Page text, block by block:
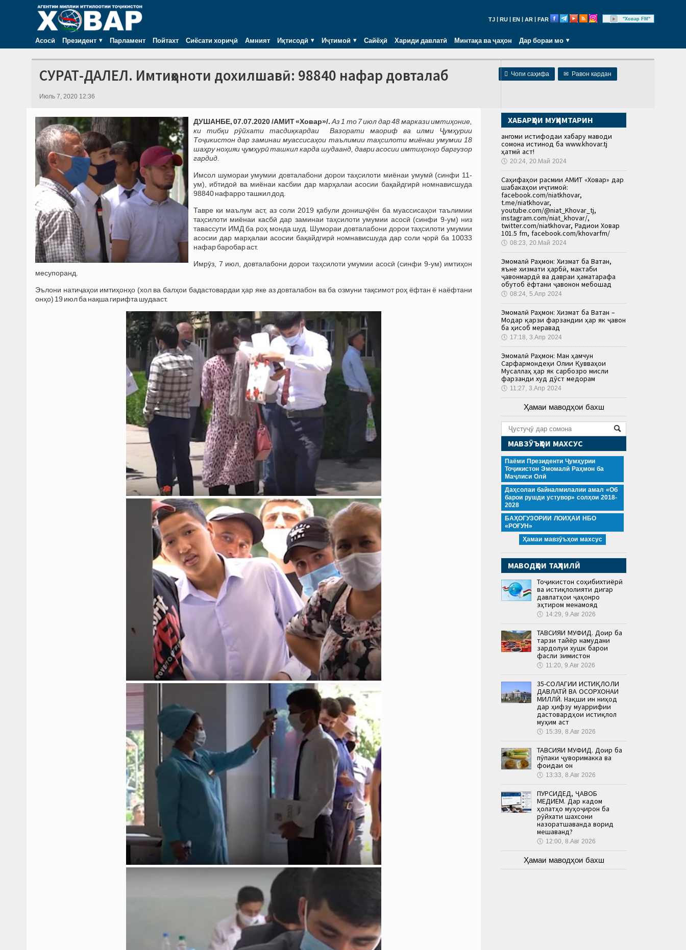
TJ RU EN AR FAR "Ховар FM"
Асосӣ Президент Парламент Пойтахт Сиёсати хориҷӣ Амният Иқтисодӣ Иҷтимоӣ Сайёҳӣ Хариди давлатӣ Минтақа ва ҷаҳон Дар бораи мо
 Чопи саҳифа ✉ Равон кардан
СУРАТ-ДАЛЕЛ. Имтиҳоноти дохилшавӣ: 98840 нафар довталаб
Июль 7, 2020 12:36
ДУШАНБЕ, 07.07.2020 /АМИТ «Ховар»/. Аз 1 то 7 июл дар 48 маркази имтиҳоние,
ки тибқи рӯйхати тасдиқкардаи Вазорати маориф ва илми Ҷумҳурии
Тоҷикистон дар заминаи муассисаҳои таълимии таҳсилоти миёнаи умумии 18
шаҳру ноҳияи ҷумҳурӣ ташкил карда шудаанд, даври асосии имтиҳонҳо баргузор
гардид.
Имсол шумораи умумии довталабони дорои таҳсилоти миёнаи умумӣ (синфи 11-
ум), ибтидоӣ ва миёнаи касбии дар марҳалаи асосии бақайдгирӣ номнависшуда
98840 нафарро ташкил дод.
Тавре ки маълум аст, аз соли 2019 қабули донишҷӯён ба муассисаҳои таълимии
таҳсилоти миёнаи касбӣ дар заминаи таҳсилоти умумии асосӣ (синфи 9-ум) низ
тавассути ИМД ба роҳ монда шуд. Шумораи довталабони дорои таҳсилоти умумии
асосии дар марҳалаи асосии бақайдгирӣ номнависшуда дар соли ҷорӣ ба 10033
нафар баробар аст.
Имрӯз, 7 июл, довталабони дорои таҳсилоти умумии асосӣ (синфи 9-ум) имтиҳон
месупоранд.
Эълони натиҷаҳои имтиҳонҳо (хол ва балҳои бадастовардаи ҳар яке аз довталабон ва ба озмуни тақсимот роҳ ёфтан ё наёфтани
онҳо) 19 июл ба нақша гирифта шудааст.
ХАБАРҲОИ МУҲИМТАРИН
Ҳангоми истифодаи хабару маводи
сомона истинод ба www.khovar.tj
ҳатмӣ аст!
🕔 20:24, 20.Май 2024
Саҳифаҳои расмии АМИТ «Ховар» дар
шабакаҳои иҷтимоӣ:
facebook.com/niatkhovar,
t.me/niatkhovar,
youtube.com/@niat_Khovar_tj,
instagram.com/niat_khovar/,
twitter.com/niatkhovar, Радиои Ховар
101.5 fm, facebook.com/khovarfm/
🕔 08:23, 20.Май 2024
Эмомалӣ Раҳмон: Хизмат ба Ватан,
яъне хизмати ҳарбӣ, мактаби
ҷавонмардӣ ва давраи ҳаматарафа
обутоб ёфтани ҷавонон мебошад
🕔 08:24, 5.Апр 2024
Эмомалӣ Раҳмон: Хизмат ба Ватан –
Модар қарзи фарзандии ҳар як ҷавон
ба ҳисоб меравад
🕔 17:18, 3.Апр 2024
Эмомалӣ Раҳмон: Ман ҳамчун
Сарфармондеҳи Олии Қувваҳои
Мусаллаҳ ҳар як сарбозро мисли
фарзанди худ дӯст медорам
🕔 11:27, 3.Апр 2024
Ҳамаи маводҳои бахш
МАВЗӮЪҲОИ МАХСУС
Паёми Президенти Ҷумҳурии
Тоҷикистон Эмомалӣ Раҳмон ба
Маҷлиси Олӣ
Даҳсолаи байналмилалии амал «Об
барои рушди устувор» солҳои 2018-
2028
БАҲОГУЗОРИИ ЛОИҲАИ НБО
«РОҒУН»
Ҳамаи мавзӯъҳои махсус
МАВОДҲОИ ТАҲЛИЛӢ
Тоҷикистон соҳибихтиёрӣ
ва истиқлолияти дигар
давлатҳои ҷаҳонро
эҳтиром менамояд
🕔 14:29, 9.Авг 2026
ТАВСИЯИ МУФИД. Доир ба
тарзи тайёр намудани
зардолуи хушк барои
фасли зимистон
🕔 11:20, 9.Авг 2026
35-СОЛАГИИ ИСТИҚЛОЛИ
ДАВЛАТӢ ВА ОСОРХОНАИ
МИЛЛӢ. Нақши ин ниҳод
дар ҳифзу муаррифии
дастовардҳои истиқлол
муҳим аст
🕔 15:39, 8.Авг 2026
ТАВСИЯИ МУФИД. Доир ба
пӯпаки ҷуворимакка ва
фоидаи он
🕔 13:33, 8.Авг 2026
ПУРСИДЕД, ҶАВОБ
МЕДИҲЕМ. Дар кадом
ҳолатҳо муҳоҷирон ба
рӯйхати шахсони
назоратшаванда ворид
мешаванд?
🕔 12:00, 8.Авг 2026
Ҳамаи маводҳои бахш